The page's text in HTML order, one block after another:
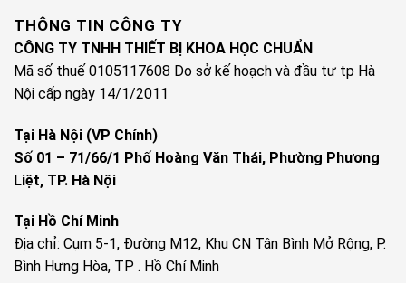
THÔNG TIN CÔNG TY
CÔNG TY TNHH THIẾT BỊ KHOA HỌC CHUẨN
Mã số thuế 0105117608 Do sở kế hoạch và đầu tư tp Hà
Nội cấp ngày 14/1/2011
Tại Hà Nội (VP Chính)
Số 01 – 71/66/1 Phố Hoàng Văn Thái, Phường Phương
Liệt, TP. Hà Nội
Tại Hồ Chí Minh
Địa chỉ: Cụm 5-1, Đường M12, Khu CN Tân Bình Mở Rộng, P.
Bình Hưng Hòa, TP . Hồ Chí Minh